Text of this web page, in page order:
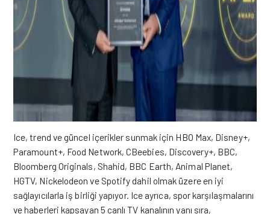
Ice, trend ve güncel içerikler sunmak için HBO Max, Disney+,
Paramount+, Food Network, CBeebies, Discovery+, BBC,
Bloomberg Originals, Shahid, BBC Earth, Animal Planet,
HGTV, Nickelodeon ve Spotify dahil olmak üzere en iyi
sağlayıcılarla iş birliği yapıyor. Ice ayrıca, spor karşılaşmalarını
ve haberleri kapsayan 5 canlı TV kanalının yanı sıra,